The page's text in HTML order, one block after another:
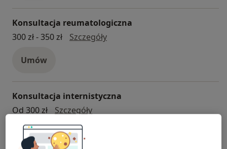
Konsultacja reumatologiczna
300 zł - 350 zł
Szczegółykonsultacja reumatologiczna
Umów
Konsultacja internistyczna
Od 300 zł
Szczegółykonsultacja internistyczna
Umów